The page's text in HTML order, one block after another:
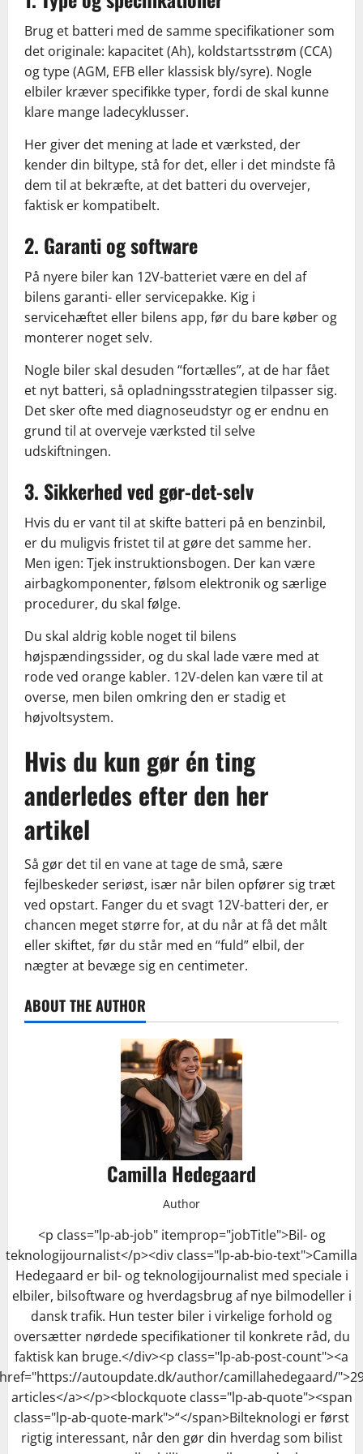
Brug et batteri med de samme specifikationer som
det originale: kapacitet (Ah), koldstartsstrøm (CCA)
og type (AGM, EFB eller klassisk bly/syre). Nogle
elbiler kræver specifikke typer, fordi de skal kunne
klare mange ladecyklusser.
Her giver det mening at lade et værksted, der
kender din biltype, stå for det, eller i det mindste få
dem til at bekræfte, at det batteri du overvejer,
faktisk er kompatibelt.
2. Garanti og software
På nyere biler kan 12V-batteriet være en del af
bilens garanti- eller servicepakke. Kig i
servicehæftet eller bilens app, før du bare køber og
monterer noget selv.
Nogle biler skal desuden “fortælles”, at de har fået
et nyt batteri, så opladningsstrategien tilpasser sig.
Det sker ofte med diagnoseudstyr og er endnu en
grund til at overveje værksted til selve
udskiftningen.
3. Sikkerhed ved gør-det-selv
Hvis du er vant til at skifte batteri på en benzinbil,
er du muligvis fristet til at gøre det samme her.
Men igen: Tjek instruktionsbogen. Der kan være
airbagkomponenter, følsom elektronik og særlige
procedurer, du skal følge.
Du skal aldrig koble noget til bilens
højspændingssider, og du skal lade være med at
rode ved orange kabler. 12V-delen kan være til at
overse, men bilen omkring den er stadig et
højvoltsystem.
Hvis du kun gør én ting
anderledes efter den her
artikel
Så gør det til en vane at tage de små, sære
fejlbeskeder seriøst, især når bilen opfører sig træt
ved opstart. Fanger du et svagt 12V-batteri der, er
chancen meget større for, at du når at få det målt
eller skiftet, før du står med en “fuld” elbil, der
nægter at bevæge sig en centimeter.
ABOUT THE AUTHOR
Camilla Hedegaard
Author
<p class="lp-ab-job" itemprop="jobTitle">Bil- og
teknologijournalist</p><div class="lp-ab-bio-text">Camilla
Hedegaard er bil- og teknologijournalist med speciale i
elbiler, bilsoftware og hverdagsbrug af nye bilmodeller i
dansk trafik. Hun tester biler i virkelige forhold og
oversætter nørdede specifikationer til konkrete råd, du
faktisk kan bruge.</div><p class="lp-ab-post-count"><a
autoupdate.dk/author/camillahedegaard/
articles</a></p><blockquote class="lp-ab-quote"><span
class="lp-ab-quote-mark">“</span>Bilteknologi er først
rigtig interessant, når den gør din hverdag som bilist